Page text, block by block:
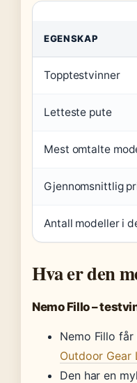
EGENSKAP
Topptestvinner
Letteste pute
Mest omtalte
Gjennomsnittlig
Antall modeller i
Hva er den
Nemo Fillo –
Nemo Fillo
Outdoor Gear
Den har en